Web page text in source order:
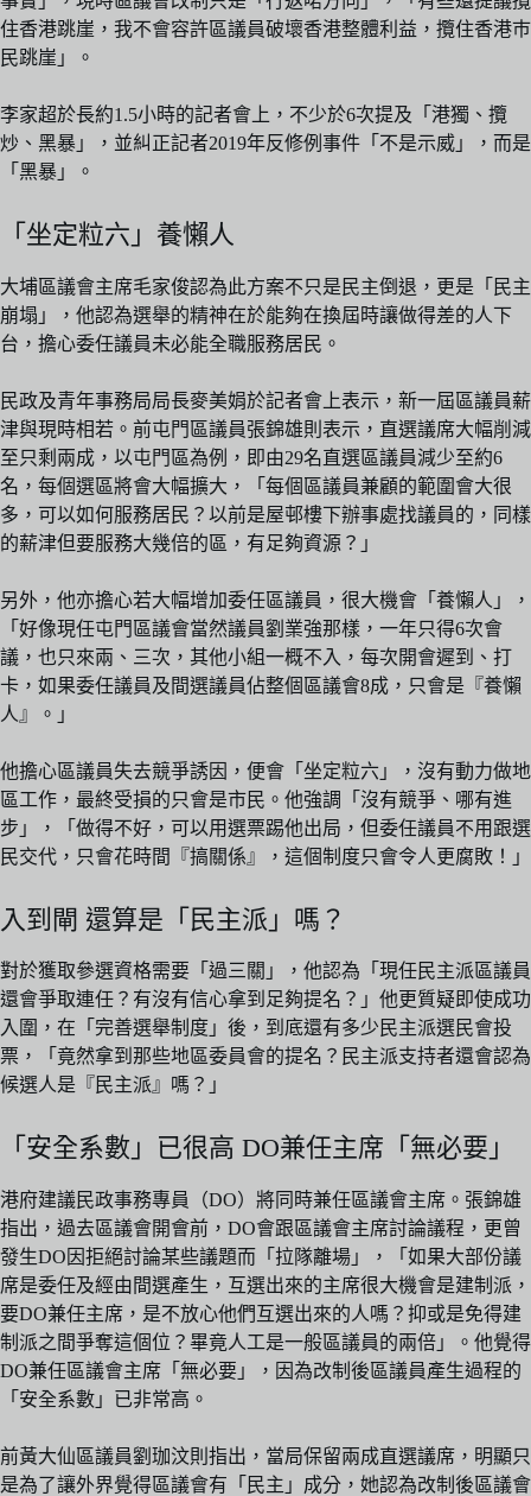
住香港跳崖，我不會容許區議員破壞香港整體利益，攬住香港巿
民跳崖」。
李家超於長約1.5小時的記者會上，不少於6次提及「港獨、攬
炒、黑暴」，並糾正記者2019年反修例事件「不是示威」，而是
「黑暴」。
「坐定粒六」養懶人
大埔區議會主席毛家俊認為此方案不只是民主倒退，更是「民主
崩塌」，他認為選舉的精神在於能夠在換屆時讓做得差的人下
台，擔心委任議員未必能全職服務居民。
民政及青年事務局局長麥美娟於記者會上表示，新一屆區議員薪
津與現時相若。前屯門區議員張錦雄則表示，直選議席大幅削減
至只剩兩成，以屯門區為例，即由29名直選區議員減少至約6
名，每個選區將會大幅擴大，「每個區議員兼顧的範圍會大很
多，可以如何服務居民？以前是屋邨樓下辦事處找議員的，同樣
的薪津但要服務大幾倍的區，有足夠資源？」
另外，他亦擔心若大幅增加委任區議員，很大機會「養懶人」，
「好像現任屯門區議會當然議員劉業強那樣，一年只得6次會
議，也只來兩、三次，其他小組一概不入，每次開會遲到、打
卡，如果委任議員及間選議員佔整個區議會8成，只會是『養懶
人』。」
他擔心區議員失去競爭誘因，便會「坐定粒六」，沒有動力做地
區工作，最終受損的只會是市民。他強調「沒有競爭、哪有進
步」，「做得不好，可以用選票踢他出局，但委任議員不用跟選
民交代，只會花時間『搞關係』，這個制度只會令人更腐敗！」
入到閘 還算是「民主派」嗎？
對於獲取參選資格需要「過三關」，他認為「現任民主派區議員
還會爭取連任？有沒有信心拿到足夠提名？」他更質疑即使成功
入圍，在「完善選舉制度」後，到底還有多少民主派選民會投
票，「竟然拿到那些地區委員會的提名？民主派支持者還會認為
候選人是『民主派』嗎？」
「安全系數」已很高 DO兼任主席「無必要」
港府建議民政事務專員（DO）將同時兼任區議會主席。張錦雄
指出，過去區議會開會前，DO會跟區議會主席討論議程，更曾
發生DO因拒絕討論某些議題而「拉隊離場」，「如果大部份議
席是委任及經由間選產生，互選出來的主席很大機會是建制派，
要DO兼任主席，是不放心他們互選出來的人嗎？抑或是免得建
制派之間爭奪這個位？畢竟人工是一般區議員的兩倍」。他覺得
DO兼任區議會主席「無必要」，因為改制後區議員產生過程的
「安全系數」已非常高。
前黃大仙區議員劉珈汶則指出，當局保留兩成直選議席，明顯只
是為了讓外界覺得區議會有「民主」成分，她認為改制後區議會